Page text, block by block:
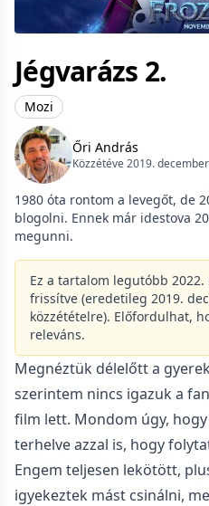
Jégvarázs 2.
Mozi
Őri András
Közzétéve 2019.
1980 óta rontom a levegőt, de
blogolni. Ennek már idestova
megunni.
Ez a tartalom legutóbb
frissítve (eredetileg 2019.
közzétételre). Előfordulhat,
releváns.
Megnéztük délelőtt a
szerintem nincs igazuk a
film lett. Mondom úgy,
terhelve azzal is, hogy
Engem teljesen lekötött,
igyekeztek mást csinálni,